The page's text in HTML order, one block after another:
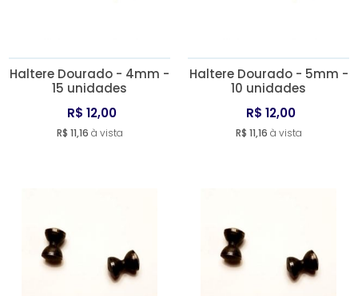
Haltere Dourado - 4mm -
15 unidades
R$ 12,00
R$ 11,16 à vista
Haltere Dourado - 5mm -
10 unidades
R$ 12,00
R$ 11,16 à vista